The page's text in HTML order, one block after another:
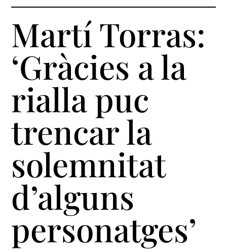
Martí Torras:
‘Gràcies a la
rialla puc
trencar la
solemnitat
d’alguns
personatges’